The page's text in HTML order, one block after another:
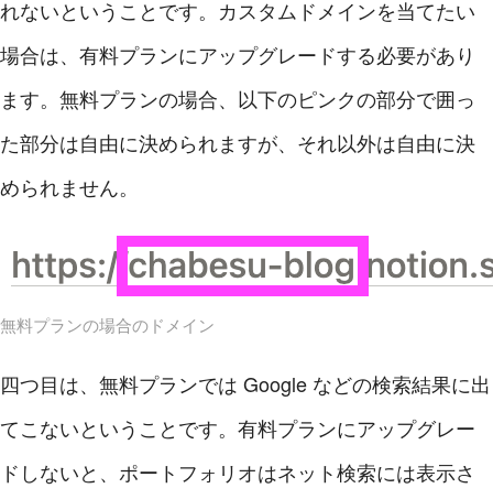
れないということです。カスタムドメインを当てたい
場合は、有料プランにアップグレードする必要があり
ます。無料プランの場合、以下のピンクの部分で囲っ
た部分は自由に決められますが、それ以外は自由に決
められません。
無料プランの場合のドメイン
四つ目は、無料プランでは Google などの検索結果に出
てこないということです。有料プランにアップグレー
ドしないと、ポートフォリオはネット検索には表示さ